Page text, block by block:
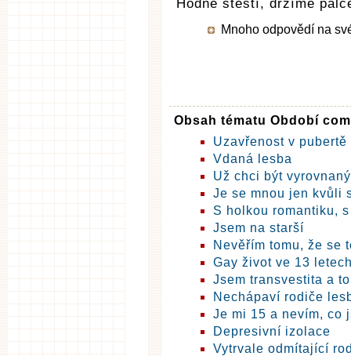
Hodně štěstí, držíme
Mnoho odpovědí na
Obsah tématu Období
Uzavřenost v pubertě
Vdaná lesba
Už chci být vyrovnaný
Je se mnou jen kvůli
S holkou romantiku,
Jsem na starší
Nevěřím tomu, že se
Gay život ve 13
Jsem transvestita a
Nechápaví rodiče
Je mi 15 a nevím, co
Depresivní izolace
Vytrvale odmítající